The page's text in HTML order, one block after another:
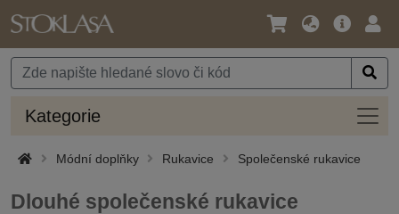
Jazyk
Měna
Hlavní
Kategorie
Módní doplňky Rukavice Společenské rukavice
Dlouhé společenské rukavice